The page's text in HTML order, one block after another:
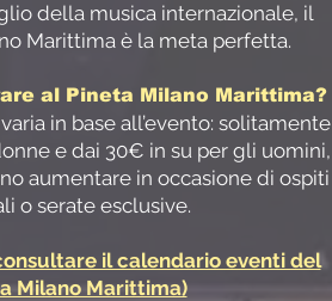
della musica internazionale, il
Marittima è la meta perfetta.
al Pineta Milano Marittima?
in base all’evento: solitamente
e dai 30€ in su per gli uomini,
aumentare in occasione di ospiti
o serate esclusive.
il calendario eventi del
Milano Marittima)